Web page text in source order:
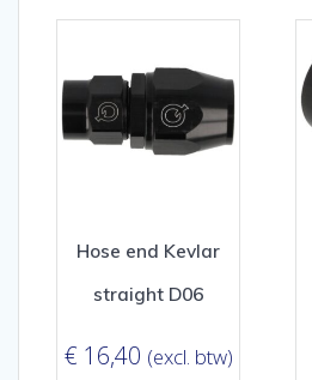
Hose end Kevlar
straight D06
€ 16,40 (excl. btw)